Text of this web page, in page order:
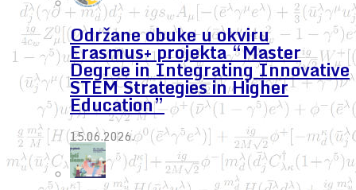
Održane obuke u okviru
Erasmus+ projekta “Master
Degree in Integrating Innovative
STEM Strategies in Higher
Education”
15.06.2026.